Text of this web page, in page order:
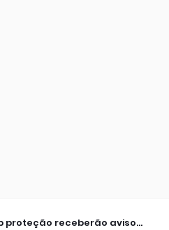
proteção receberão aviso